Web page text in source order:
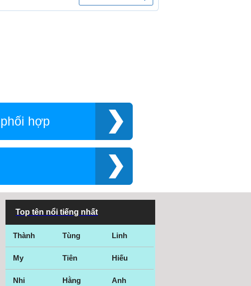
hợp
Top tên nổi tiếng nhất
Thành Tùng Linh
My Tiên Hiếu
Nhi Hằng Anh